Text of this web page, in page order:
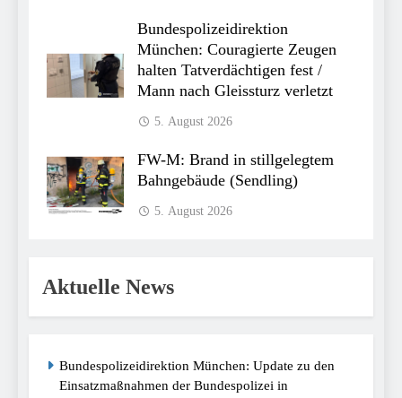
Bundespolizeidirektion
München: Couragierte Zeugen
halten Tatverdächtigen fest /
Mann nach Gleissturz verletzt
5. August 2026
FW-M: Brand in stillgelegtem
Bahngebäude (Sendling)
5. August 2026
Aktuelle News
Bundespolizeidirektion München: Update zu den
Einsatzmaßnahmen der Bundespolizei in